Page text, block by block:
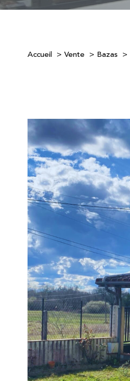
Accueil Vente Bazas